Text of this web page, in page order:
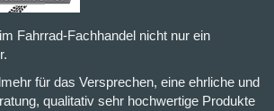
Fahrrad-Fachhandel nicht nur ein
für das Versprechen, eine ehrliche und
qualitativ sehr hochwertige Produkte